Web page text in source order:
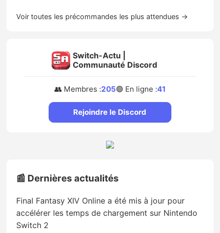
Voir toutes les précommandes les plus attendues →
Switch-Actu |
Communauté Discord
👥 Membres :205🟢 En ligne :41
Rejoindre le Discord
📰 Dernières actualités
Final Fantasy XIV Online a été mis à jour pour
accélérer les temps de chargement sur Nintendo
Switch 2